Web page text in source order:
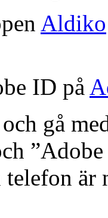
Aldiko
ID på
gå
är